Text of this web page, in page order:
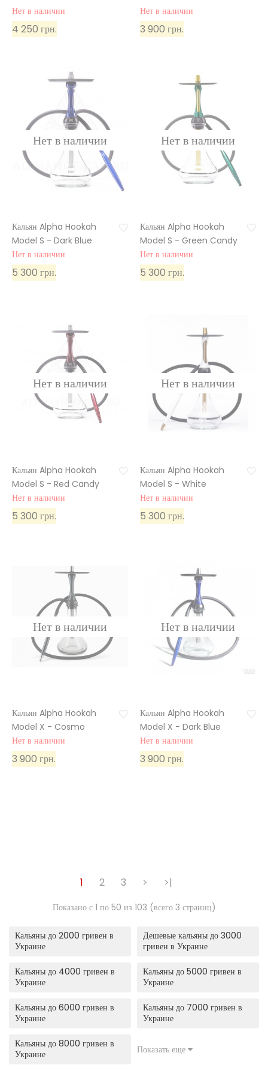
Нет в наличии
4 250 грн.
Нет в наличии
3 900 грн.
Кальян Alpha Hookah
Model S - Dark Blue
Нет в наличии
5 300 грн.
Кальян Alpha Hookah
Model S - Green Candy
Нет в наличии
5 300 грн.
Кальян Alpha Hookah
Model S - Red Candy
Нет в наличии
5 300 грн.
Кальян Alpha Hookah
Model S - White
Нет в наличии
5 300 грн.
Кальян Alpha Hookah
Model X - Cosmo
Нет в наличии
3 900 грн.
Кальян Alpha Hookah
Model X - Dark Blue
Нет в наличии
3 900 грн.
1 2 3 > >|
Показано с 1 по 50 из 103 (всего 3 страниц)
Кальяны до 2000 гривен в
Украине
Дешевые кальяны до 3000
гривен в Украине
Кальяны до 4000 гривен в
Украине
Кальяны до 5000 гривен в
Украине
Кальяны до 6000 гривен в
Украине
Кальяны до 7000 гривен в
Украине
Кальяны до 8000 гривен в
Украине
Показать еще